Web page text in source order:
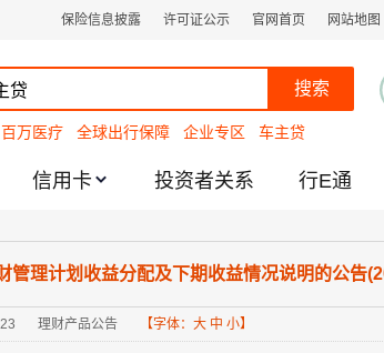
保险信息披露 许可证公示 官网首页 网站地图
搜索
百万医疗 全球出行保障 企业专区 车主贷
信用卡 投资者关系 行E通
管理计划收益分配及下期收益情况说明的公告
理财产品公告 【字体： 大 中 小】